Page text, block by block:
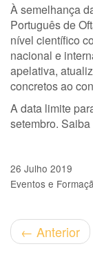
À semelhança
Português de
nível científico
nacional e
apelativa,
concretos ao
A data limite
setembro.
26 Julho 2019
Eventos e
← Anterior